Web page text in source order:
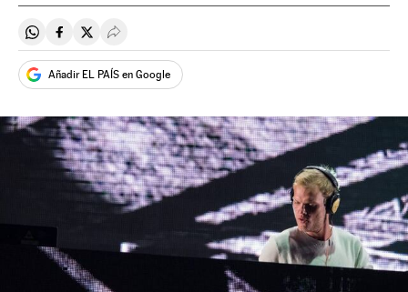
Compartir en Whatsapp
Compartir en Facebook
Compartir en Twitter
Desplegar Redes Sociales
Añadir EL PAÍS en Google